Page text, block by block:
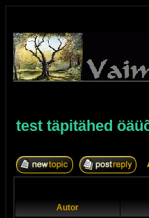
test täpitähed
Autor